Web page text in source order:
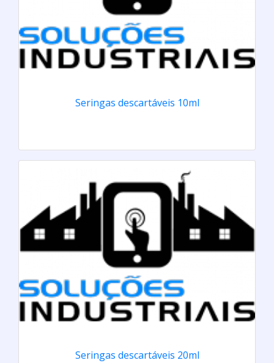
Seringas descartáveis 10ml
Seringas descartáveis 20ml